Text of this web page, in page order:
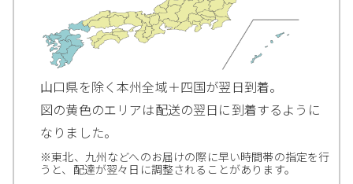
山口県を除く本州全域＋四国が翌日到着。
図の黄色のエリアは配送の翌日に到着するように
なりました。
※東北、九州などへのお届けの際に早い時間帯の指定を行
うと、配達が翌々日に調整されることがあります。